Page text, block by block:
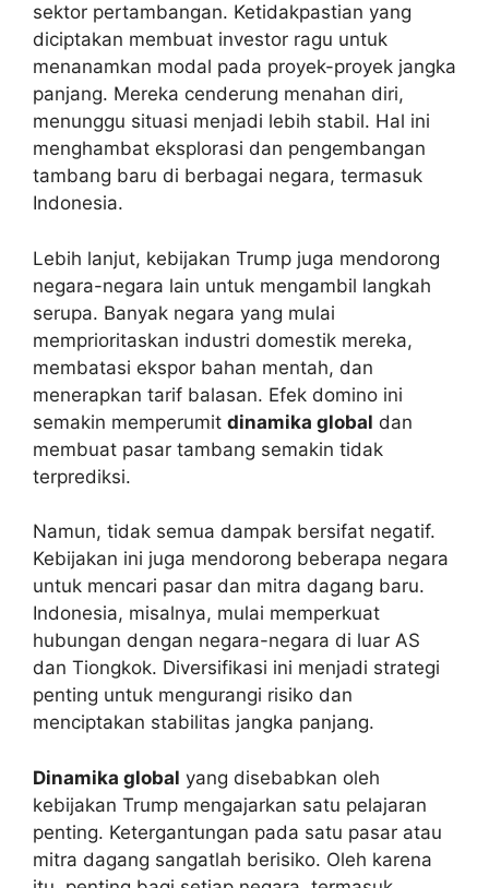
sektor pertambangan. Ketidakpastian yang
diciptakan membuat investor ragu untuk
menanamkan modal pada proyek-proyek jangka
panjang. Mereka cenderung menahan diri,
menunggu situasi menjadi lebih stabil. Hal ini
menghambat eksplorasi dan pengembangan
tambang baru di berbagai negara, termasuk
Indonesia.
Lebih lanjut, kebijakan Trump juga mendorong
negara-negara lain untuk mengambil langkah
serupa. Banyak negara yang mulai
memprioritaskan industri domestik mereka,
membatasi ekspor bahan mentah, dan
menerapkan tarif balasan. Efek domino ini
semakin memperumit dinamika global dan
membuat pasar tambang semakin tidak
terprediksi.
Namun, tidak semua dampak bersifat negatif.
Kebijakan ini juga mendorong beberapa negara
untuk mencari pasar dan mitra dagang baru.
Indonesia, misalnya, mulai memperkuat
hubungan dengan negara-negara di luar AS
dan Tiongkok. Diversifikasi ini menjadi strategi
penting untuk mengurangi risiko dan
menciptakan stabilitas jangka panjang.
Dinamika global yang disebabkan oleh
kebijakan Trump mengajarkan satu pelajaran
penting. Ketergantungan pada satu pasar atau
mitra dagang sangatlah berisiko. Oleh karena